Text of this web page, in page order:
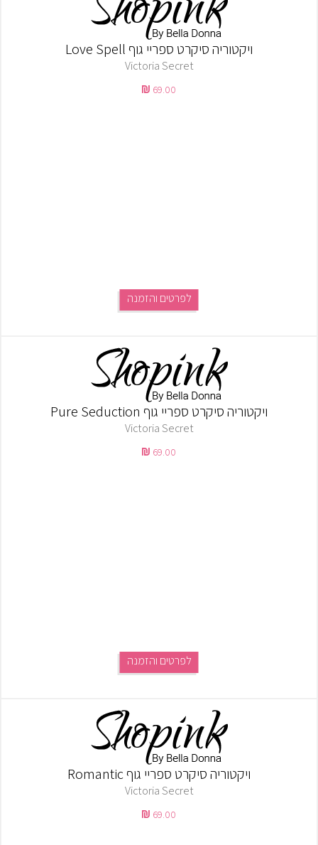
ויקטוריה סיקרט ספריי גוף Love Spell
Victoria Secret
69.00
לפרטים והזמנה
ויקטוריה סיקרט ספריי גוף Pure Seduction
Victoria Secret
69.00
לפרטים והזמנה
ויקטוריה סיקרט ספריי גוף Romantic
Victoria Secret
69.00